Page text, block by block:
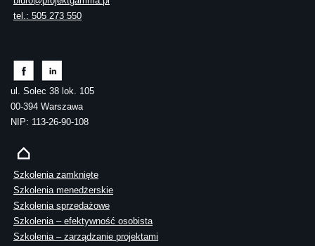
tel.: 505 273 550
ul. Solec 38 lok. 105
00-394 Warszawa
NIP: 113-26-90-108
Szkolenia zamknięte
Szkolenia menedżerskie
Szkolenia sprzedażowe
Szkolenia – efektywność osobista
Szkolenia – zarządzanie projektami